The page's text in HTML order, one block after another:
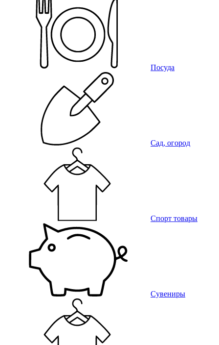
Посуда
Сад, огород
Спорт товары
Сувениры